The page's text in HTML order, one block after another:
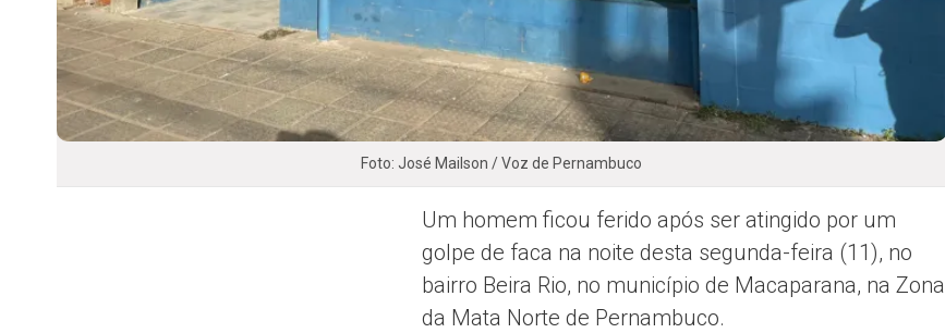
Foto: José Mailson / Voz de Pernambuco
Um homem ficou ferido após ser atingido por um
golpe de faca na noite desta segunda-feira (11), no
bairro Beira Rio, no município de Macaparana, na Zona
da Mata Norte de Pernambuco.